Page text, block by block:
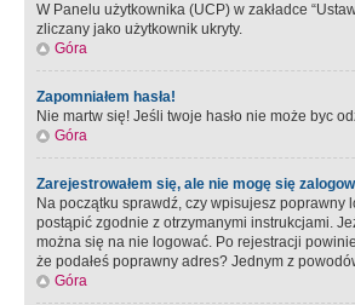
W Panelu użytkownika (UCP) w zakładce
zliczany jako użytkownik ukryty.
Góra
Zapomniałem hasła!
Nie martw się! Jeśli twoje hasło nie może byc
Góra
Zarejestrowałem się, ale nie mogę się
Na początku sprawdź, czy wpisujesz poprawny
postąpić zgodnie z otrzymanymi instrukcjami.
można się na nie logować. Po rejestracji
że podałeś poprawny adres? Jednym z
Góra